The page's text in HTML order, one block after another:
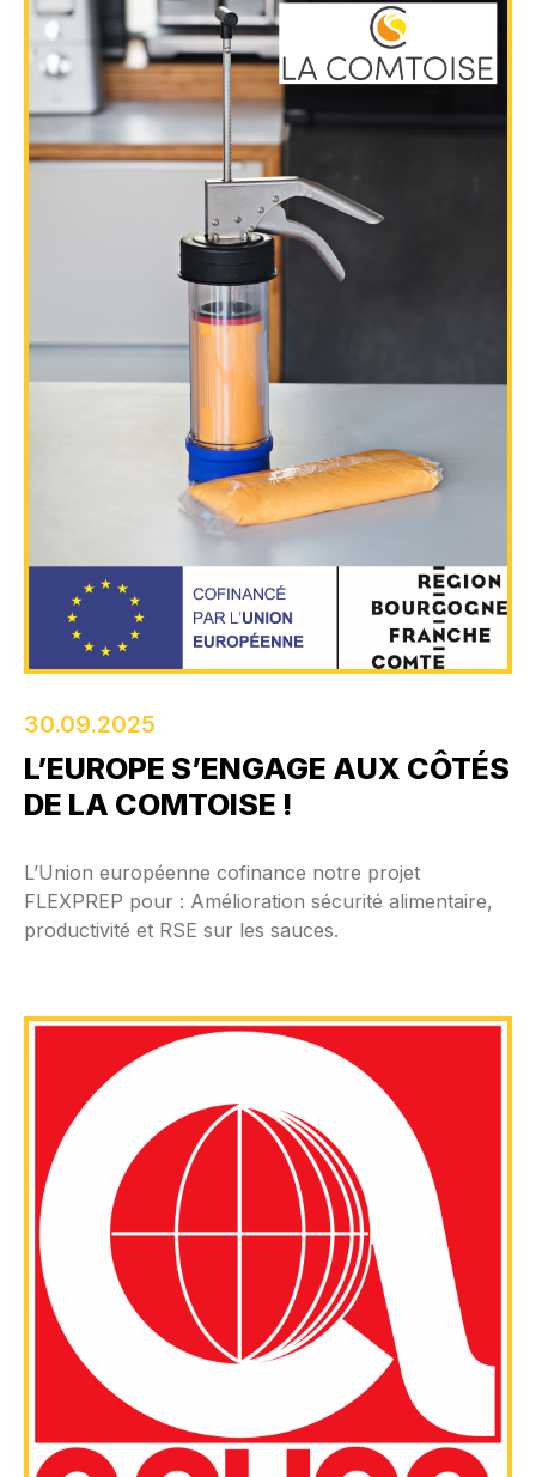
30.09.2025
L’EUROPE S’ENGAGE AUX CÔTÉS
DE LA COMTOISE !
L’Union européenne cofinance notre projet
FLEXPREP pour : Amélioration sécurité alimentaire,
productivité et RSE sur les sauces.